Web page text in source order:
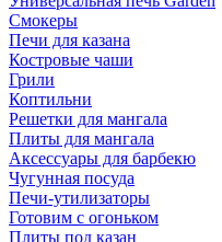
Смокеры
Печи для казана
Костровые чаши
Грили
Коптильни
Решетки для мангала
Плиты для мангала
Аксессуары для барбекю
Чугунная посуда
Печи-утилизаторы
Готовим с огоньком
Плиты под казан